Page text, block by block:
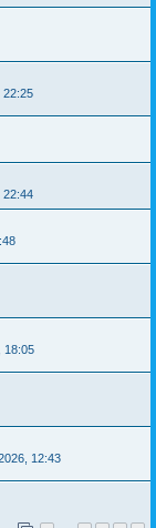
22:25
22:44
18:05
12:43